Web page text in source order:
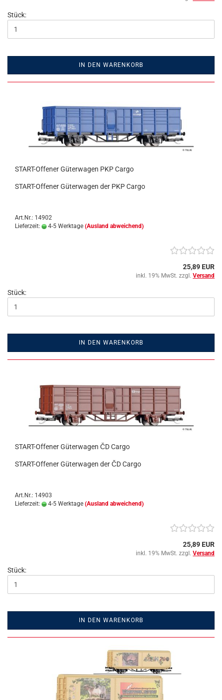
Stück:
IN DEN WARENKORB
START-Offener Güterwagen PKP Cargo
START-Offener Güterwagen der PKP Cargo
Art.Nr.: 14902
Lieferzeit:
4-5 Werktage (Ausland abweichend)
25,89 EUR
inkl. 19% MwSt. zzgl. Versand
Stück:
IN DEN WARENKORB
START-Offener Güterwagen ČD Cargo
START-Offener Güterwagen der ČD Cargo
Art.Nr.: 14903
Lieferzeit:
4-5 Werktage (Ausland abweichend)
25,89 EUR
inkl. 19% MwSt. zzgl. Versand
Stück:
IN DEN WARENKORB